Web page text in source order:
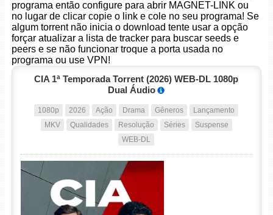
programa então configure para abrir MAGNET-LINK ou
no lugar de clicar copie o link e cole no seu programa! Se
algum torrent não inicia o download tente usar a opção
forçar atualizar a lista de tracker para buscar seeds e
peers e se não funcionar troque a porta usada no
programa ou use VPN!
CIA 1ª Temporada Torrent (2026) WEB-DL 1080p
Dual Áudio
1080p 2026 Ação Drama Gêneros
Lançamento
MKV
Qualidades Resolução Séries
Suspense
WEB-DL